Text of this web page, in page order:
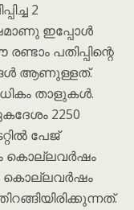
2
ഇപ്പോൾ
പതിപ്പിന്റെ
ആണുള്ളത്.
താളുകൾ.
2250
പേജ്
കൊല്ലവർഷം
കൊല്ലവർഷം